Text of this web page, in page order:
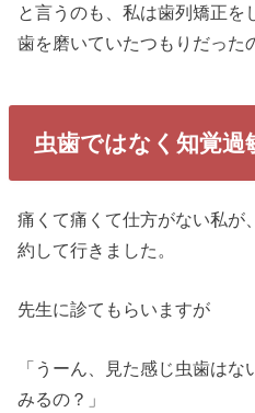
と言うのも、私は歯列矯正を
歯を磨いていたつもりだった
虫歯ではなく知覚過
痛くて痛くて仕方がない私が
約して行きました。
先生に診てもらいますが
「うーん、見た感じ虫歯は
みるの？」